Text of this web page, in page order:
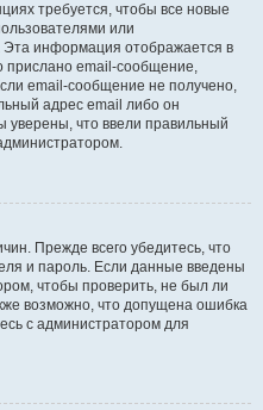
требуется, чтобы все новые
или
Эта информация отображается в
прислано email-сообщение,
email-сообщение не получено,
адрес email либо он
уверены, что ввели правильный
Прежде всего убедитесь, что
и пароль. Если данные введены
чтобы проверить, не был ли
возможно, что допущена ошибка
с администратором для